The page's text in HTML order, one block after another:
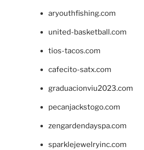
aryouthfishing.com
united-basketball.com
tios-tacos.com
cafecito-satx.com
graduacionviu2023.com
pecanjackstogo.com
zengardendayspa.com
sparklejewelryinc.com